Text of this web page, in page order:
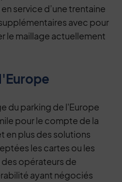
service d’une trentaine
avec pour
le maillage actuellement
du parking de l'Europe
pour le compte de la
en plus des solutions
les cartes ou les
opérateurs de
ayant négociés